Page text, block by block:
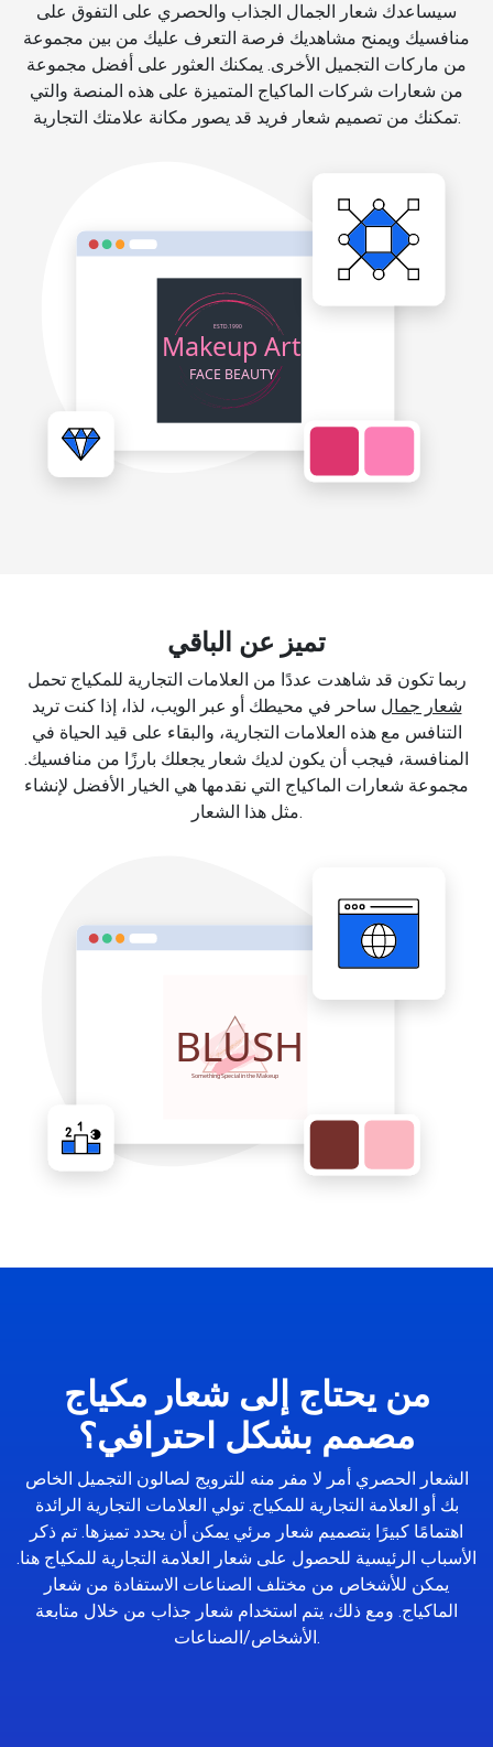
سيساعدك شعار الجمال الجذاب والحصري على التفوق على
منافسيك ويمنح مشاهديك فرصة التعرف عليك من بين مجموعة
من ماركات التجميل الأخرى. يمكنك العثور على أفضل مجموعة
من شعارات شركات الماكياج المتميزة على هذه المنصة والتي
تمكنك من تصميم شعار فريد قد يصور مكانة علامتك التجارية.
تميز عن الباقي
ربما تكون قد شاهدت عددًا من العلامات التجارية للمكياج تحمل
شعار جمال ساحر في محيطك أو عبر الويب، لذا، إذا كنت تريد
التنافس مع هذه العلامات التجارية، والبقاء على قيد الحياة في
المنافسة، فيجب أن يكون لديك شعار يجعلك بارزًا من منافسيك.
مجموعة شعارات الماكياج التي نقدمها هي الخيار الأفضل لإنشاء
مثل هذا الشعار.
من يحتاج إلى شعار مكياج
مصمم بشكل احترافي؟
الشعار الحصري أمر لا مفر منه للترويج لصالون التجميل الخاص
بك أو العلامة التجارية للمكياج. تولي العلامات التجارية الرائدة
اهتمامًا كبيرًا بتصميم شعار مرئي يمكن أن يحدد تميزها. تم ذكر
الأسباب الرئيسية للحصول على شعار العلامة التجارية للمكياج هنا.
يمكن للأشخاص من مختلف الصناعات الاستفادة من شعار
الماكياج. ومع ذلك، يتم استخدام شعار جذاب من خلال متابعة
الأشخاص/الصناعات.